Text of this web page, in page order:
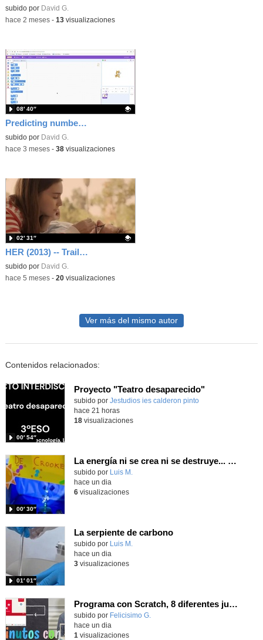
Contenido educativo.
subido por David G.
-hace 2 meses- 13visualizaciones
Predicting numbers with Machine Learning for Kids
Contenido educativo.
subido por David G.
08′ 40″
-hace 3 meses- 38visualizaciones
HER (2013) -- Trailer (eng)
Contenido educativo.
subido por David G.
02′ 31″
-hace 5 meses- 20visualizaciones
Ver más del mismo autor
Contenidos relacionados:
Proyecto "Teatro desaparecido"
Contenido educativo.
subido por Jestudios ies calderon pinto
00′ 54″
-
hace 21 horas
18visualizaciones
La energía ni se crea ni se destruye... ¡se experimenta! El Tierno en la Feria Madrid es Ciencia 2026
Contenido educativo.
subido por Luis M.
00′ 30″
hace un dia
6visualizaciones
La serpiente de carbono
Contenido educativo.
subido por Luis M.
01′ 01″
hace un dia
3visualizaciones
Programa con Scratch, 8 diferentes juegos para vivir la emoción de los partidos de España en el mundial 2026
Contenido educativo.
subido por Felicisimo G.
hace un dia
1 visualizaciones